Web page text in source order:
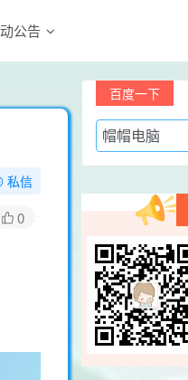
公告
私信
0
最新评论
用户
怎么一
看看隐
yjmfwxf
yjmfwxf
如何下载
用户
获取一下
百度一下